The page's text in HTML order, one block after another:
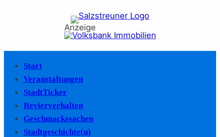
Anzeige
Start
Veranstaltungen
StadtTicker
Revierverhalten
Geschmackssachen
Stadtgeschichte(n)